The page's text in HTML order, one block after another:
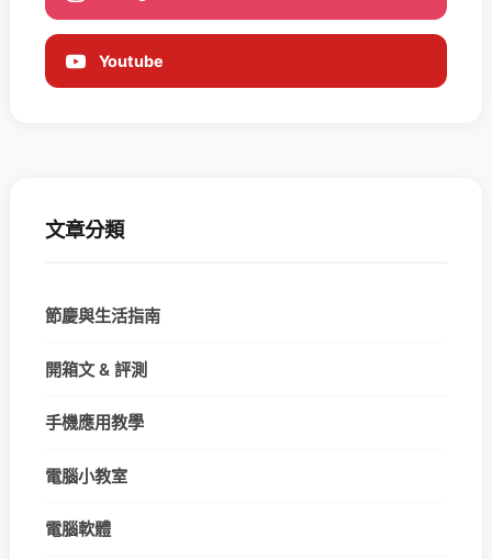
Youtube
文章分類
節慶與生活指南
開箱文 & 評測
手機應用教學
電腦小教室
電腦軟體